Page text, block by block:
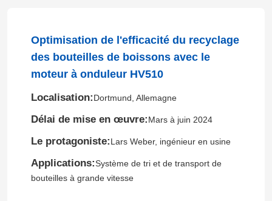
Optimisation de l'efficacité du recyclage
des bouteilles de boissons avec le
moteur à onduleur HV510
Localisation:Dortmund, Allemagne
Délai de mise en œuvre:Mars à juin 2024
Le protagoniste:Lars Weber, ingénieur en usine
Applications:Système de tri et de transport de
bouteilles à grande vitesse